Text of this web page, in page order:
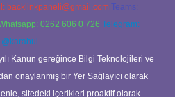
backlinkpaneli@gmail.com Teams:
0262 606 0 726 Telegram:
@karabul
Kanun gereğince Bilgi Teknolojileri ve
onaylanmış bir Yer Sağlayıcı olarak
sitedeki içerikleri proaktif olarak